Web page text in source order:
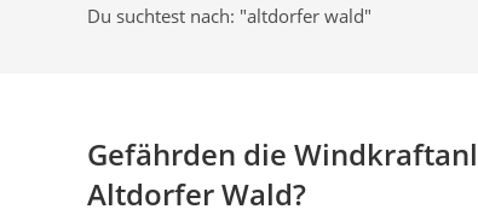
Du suchtest nach: "altdorfer wald"
Gefährden die
Altdorfer Wald?